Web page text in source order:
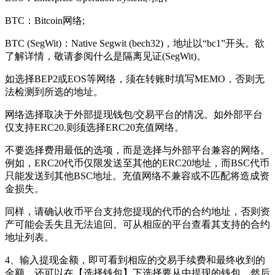
BTC：Bitcoin网络;
BTC (SegWit)：Native Segwit (bech32)，地址以“bc1”开头。欲
了解详情，敬请参阅什么是隔离见证(SegWit)。
如选择BEP2或EOS等网络，须在转账时填写MEMO，否则无
法检测到所选的地址。
网络选择取决于外部提现钱包/交易平台的情况。如外部平台
仅支持ERC20.则须选择ERC20充值网络。
不要选择费用最低的选项，而是选择与外部平台兼容的网络。
例如，ERC20代币仅限发送至其他的ERC20地址，而BSC代币
只能发送到其他BSC地址。充值网络不兼容或不匹配将造成资
金损失。
同样，请确认收币平台支持您提现的代币的合约地址，否则资
产可能会丢失且无法追回。可从相应的平台查看其支持的合约
地址列表。
4、输入提现金额，即可看到相应的交易手续费和最终收到的
金额。还可以在【选择钱包】下选择要从中提现的钱包，然后